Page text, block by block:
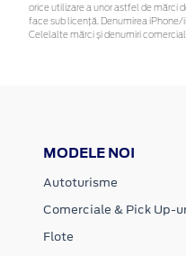
orice utilizare a unor astfel de mărci
face sub licență. Denumirea iPhone/
Celelalte mărci și denumiri
MODELE NOI
Autoturisme
Comerciale & Pick Up-
Flote